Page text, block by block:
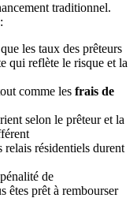
traditionnel.
les taux des prêteurs
qui reflète le risque et la
comme les frais de
selon le prêteur et la
relais résidentiels durent
de
êtes prêt à rembourser